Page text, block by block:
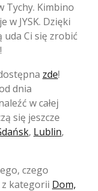
Tychy. Kimbino
w JYSK. Dzięki
Ci się zrobić
zde!
dnia
w całej
się jeszcze
, Lublin,
czego
kategorii Dom,